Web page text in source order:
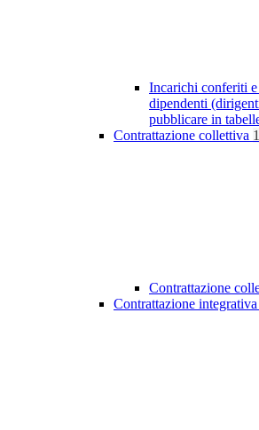
Incarichi conferiti
dipendenti
pubblicare in
Contrattazione collettiva 1
Contrattazione
Contrattazione integrativa